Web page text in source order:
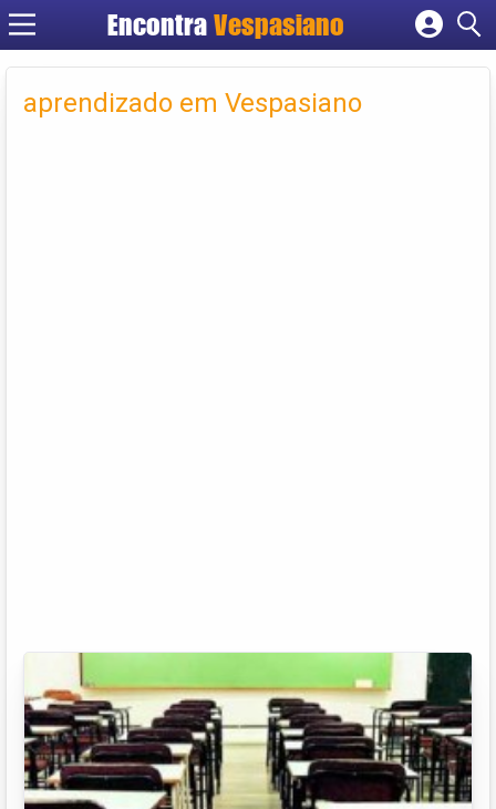
Encontra Vespasiano
Cadastrar empresa
Criar conta
aprendizado em Vespasiano